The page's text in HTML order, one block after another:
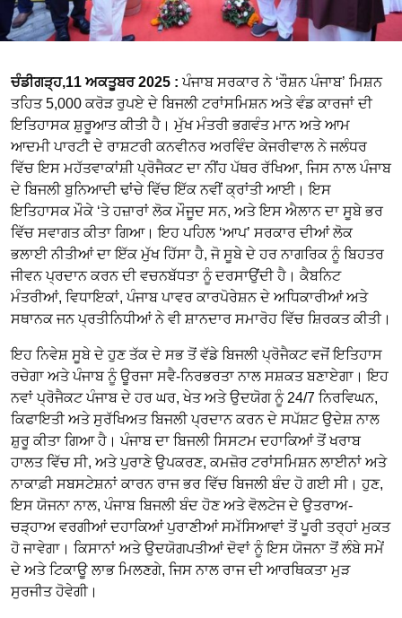
ਚੰਡੀਗੜ੍ਹ,11 ਅਕਤੂਬਰ 2025 : ਪੰਜਾਬ ਸਰਕਾਰ ਨੇ ‘ਰੌਸ਼ਨ ਪੰਜਾਬ’ ਮਿਸ਼ਨ
ਤਹਿਤ 5,000 ਕਰੋੜ ਰੁਪਏ ਦੇ ਬਿਜਲੀ ਟਰਾਂਸਮਿਸ਼ਨ ਅਤੇ ਵੰਡ ਕਾਰਜਾਂ ਦੀ
ਇਤਿਹਾਸਕ ਸ਼ੁਰੂਆਤ ਕੀਤੀ ਹੈ। ਮੁੱਖ ਮੰਤਰੀ ਭਗਵੰਤ ਮਾਨ ਅਤੇ ਆਮ
ਆਦਮੀ ਪਾਰਟੀ ਦੇ ਰਾਸ਼ਟਰੀ ਕਨਵੀਨਰ ਅਰਵਿੰਦ ਕੇਜਰੀਵਾਲ ਨੇ ਜਲੰਧਰ
ਵਿੱਚ ਇਸ ਮਹੱਤਵਾਕਾਂਸ਼ੀ ਪ੍ਰੋਜੈਕਟ ਦਾ ਨੀਂਹ ਪੱਥਰ ਰੱਖਿਆ, ਜਿਸ ਨਾਲ ਪੰਜਾਬ
ਦੇ ਬਿਜਲੀ ਬੁਨਿਆਦੀ ਢਾਂਚੇ ਵਿੱਚ ਇੱਕ ਨਵੀਂ ਕ੍ਰਾਂਤੀ ਆਈ। ਇਸ
ਇਤਿਹਾਸਕ ਮੌਕੇ ‘ਤੇ ਹਜ਼ਾਰਾਂ ਲੋਕ ਮੌਜੂਦ ਸਨ, ਅਤੇ ਇਸ ਐਲਾਨ ਦਾ ਸੂਬੇ ਭਰ
ਵਿੱਚ ਸਵਾਗਤ ਕੀਤਾ ਗਿਆ। ਇਹ ਪਹਿਲ ‘ਆਪ’ ਸਰਕਾਰ ਦੀਆਂ ਲੋਕ
ਭਲਾਈ ਨੀਤੀਆਂ ਦਾ ਇੱਕ ਮੁੱਖ ਹਿੱਸਾ ਹੈ, ਜੋ ਸੂਬੇ ਦੇ ਹਰ ਨਾਗਰਿਕ ਨੂੰ ਬਿਹਤਰ
ਜੀਵਨ ਪ੍ਰਦਾਨ ਕਰਨ ਦੀ ਵਚਨਬੱਧਤਾ ਨੂੰ ਦਰਸਾਉਂਦੀ ਹੈ। ਕੈਬਨਿਟ
ਮੰਤਰੀਆਂ, ਵਿਧਾਇਕਾਂ, ਪੰਜਾਬ ਪਾਵਰ ਕਾਰਪੋਰੇਸ਼ਨ ਦੇ ਅਧਿਕਾਰੀਆਂ ਅਤੇ
ਸਥਾਨਕ ਜਨ ਪ੍ਰਤੀਨਿਧੀਆਂ ਨੇ ਵੀ ਸ਼ਾਨਦਾਰ ਸਮਾਰੋਹ ਵਿੱਚ ਸ਼ਿਰਕਤ ਕੀਤੀ।
ਇਹ ਨਿਵੇਸ਼ ਸੂਬੇ ਦੇ ਹੁਣ ਤੱਕ ਦੇ ਸਭ ਤੋਂ ਵੱਡੇ ਬਿਜਲੀ ਪ੍ਰੋਜੈਕਟ ਵਜੋਂ ਇਤਿਹਾਸ
ਰਚੇਗਾ ਅਤੇ ਪੰਜਾਬ ਨੂੰ ਊਰਜਾ ਸਵੈ-ਨਿਰਭਰਤਾ ਨਾਲ ਸਸ਼ਕਤ ਬਣਾਏਗਾ। ਇਹ
ਨਵਾਂ ਪ੍ਰੋਜੈਕਟ ਪੰਜਾਬ ਦੇ ਹਰ ਘਰ, ਖੇਤ ਅਤੇ ਉਦਯੋਗ ਨੂੰ 24/7 ਨਿਰਵਿਘਨ,
ਕਿਫਾਇਤੀ ਅਤੇ ਸੁਰੱਖਿਅਤ ਬਿਜਲੀ ਪ੍ਰਦਾਨ ਕਰਨ ਦੇ ਸਪੱਸ਼ਟ ਉਦੇਸ਼ ਨਾਲ
ਸ਼ੁਰੂ ਕੀਤਾ ਗਿਆ ਹੈ। ਪੰਜਾਬ ਦਾ ਬਿਜਲੀ ਸਿਸਟਮ ਦਹਾਕਿਆਂ ਤੋਂ ਖਰਾਬ
ਹਾਲਤ ਵਿੱਚ ਸੀ, ਅਤੇ ਪੁਰਾਣੇ ਉਪਕਰਣ, ਕਮਜ਼ੋਰ ਟਰਾਂਸਮਿਸ਼ਨ ਲਾਈਨਾਂ ਅਤੇ
ਨਾਕਾਫ਼ੀ ਸਬਸਟੇਸ਼ਨਾਂ ਕਾਰਨ ਰਾਜ ਭਰ ਵਿੱਚ ਬਿਜਲੀ ਬੰਦ ਹੋ ਗਈ ਸੀ। ਹੁਣ,
ਇਸ ਯੋਜਨਾ ਨਾਲ, ਪੰਜਾਬ ਬਿਜਲੀ ਬੰਦ ਹੋਣ ਅਤੇ ਵੋਲਟੇਜ ਦੇ ਉਤਰਾਅ-
ਚੜ੍ਹਾਅ ਵਰਗੀਆਂ ਦਹਾਕਿਆਂ ਪੁਰਾਣੀਆਂ ਸਮੱਸਿਆਵਾਂ ਤੋਂ ਪੂਰੀ ਤਰ੍ਹਾਂ ਮੁਕਤ
ਹੋ ਜਾਵੇਗਾ। ਕਿਸਾਨਾਂ ਅਤੇ ਉਦਯੋਗਪਤੀਆਂ ਦੋਵਾਂ ਨੂੰ ਇਸ ਯੋਜਨਾ ਤੋਂ ਲੰਬੇ ਸਮੇਂ
ਦੇ ਅਤੇ ਟਿਕਾਊ ਲਾਭ ਮਿਲਣਗੇ, ਜਿਸ ਨਾਲ ਰਾਜ ਦੀ ਆਰਥਿਕਤਾ ਮੁੜ
ਸੁਰਜੀਤ ਹੋਵੇਗੀ।